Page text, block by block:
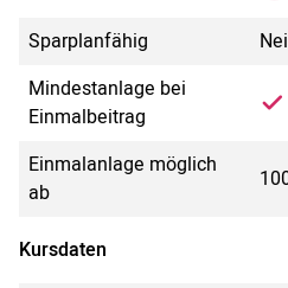
Sparplanfähig
Mindestanlage bei
Einmalbeitrag
Einmalanlage möglich
ab
Kursdaten